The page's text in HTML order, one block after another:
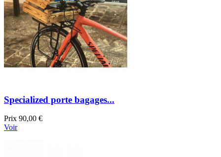
Specialized porte bagages...
Prix 90,00 €
Voir